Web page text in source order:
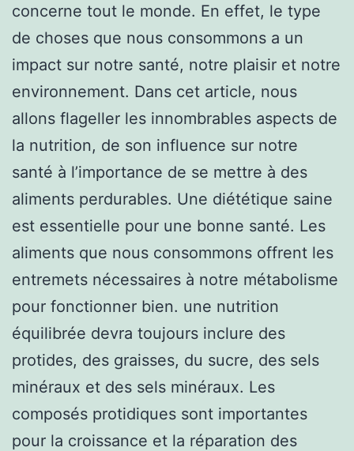
concerne tout le monde. En effet, le type
de choses que nous consommons a un
impact sur notre santé, notre plaisir et notre
environnement. Dans cet article, nous
allons flageller les innombrables aspects de
la nutrition, de son influence sur notre
santé à l’importance de se mettre à des
aliments perdurables. Une diététique saine
est essentielle pour une bonne santé. Les
aliments que nous consommons offrent les
entremets nécessaires à notre métabolisme
pour fonctionner bien. une nutrition
équilibrée devra toujours inclure des
protides, des graisses, du sucre, des sels
minéraux et des sels minéraux. Les
composés protidiques sont importantes
pour la croissance et la réparation des